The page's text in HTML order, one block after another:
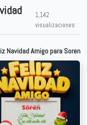
1,142
visualizaciones
Navidad Amigo para Soren